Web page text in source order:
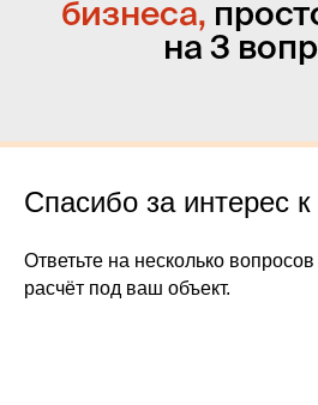
Спасибо за интерес
Ответьте на несколько
расчёт под ваш объект.